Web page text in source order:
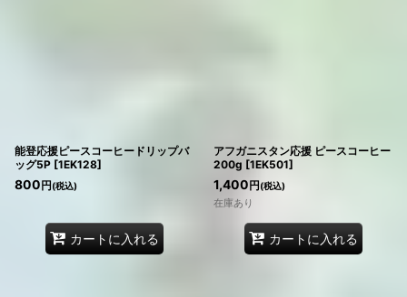
能登応援ピースコーヒードリップバ
ッグ5P [1EK128]
800 円 (税込)
カートに入れる
アフガニスタン応援 ピースコーヒー
200g [1EK501]
1,400 円 (税込)
在庫あり
カートに入れる